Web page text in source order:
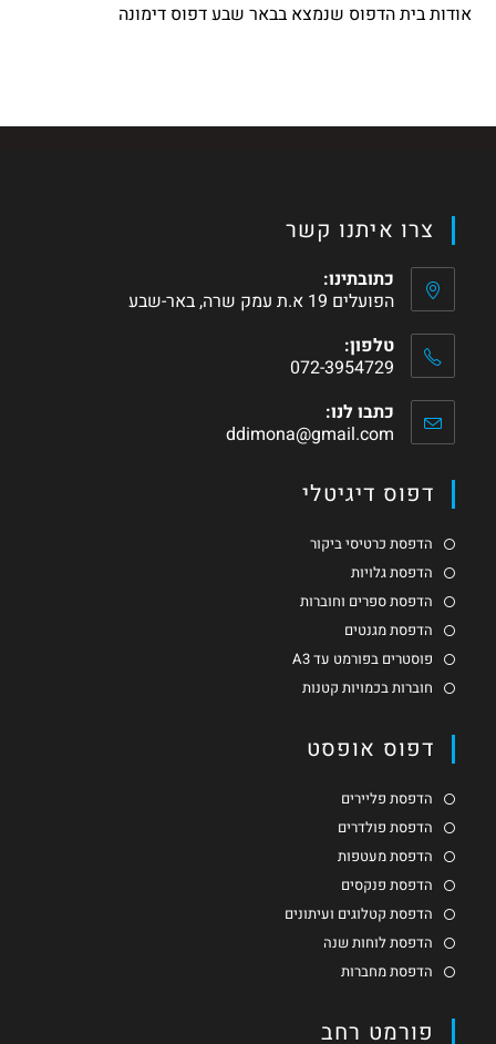
אודות בית הדפוס שנמצא בבאר שבע דפוס דימונה
צרו איתנו קשר
כתובתינו:
הפועלים 19 א.ת עמק שרה, באר-שבע
טלפון:
072-3954729
כתבו לנו:
ddimona@gmail.com
דפוס דיגיטלי
הדפסת כרטיסי ביקור
הדפסת גלויות
הדפסת ספרים וחוברות
הדפסת מגנטים
פוסטרים בפורמט עד A3
חוברות בכמויות קטנות
דפוס אופסט
הדפסת פליירים
הדפסת פולדרים
הדפסת מעטפות
הדפסת פנקסים
הדפסת קטלוגים ועיתונים
הדפסת לוחות שנה
הדפסת מחברות
פורמט רחב